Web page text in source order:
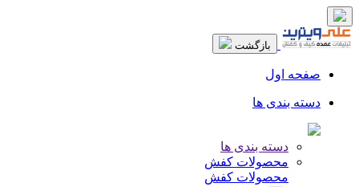
بازگشت
صفحه اول
دسته بندی ها
دسته بندی ها
محصولات کفش
محصولات کفش